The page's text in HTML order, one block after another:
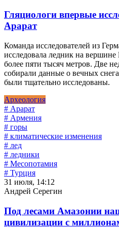
Гляциологи впервые
Арарат
Команда исследователей из
исследовала ледник на
более пяти тысяч метров. Две
собирали данные о вечных
были тщательно исследованы.
Археология
# Арарат
# Армения
# горы
# климатические изменения
# лед
# ледники
# Месопотамия
# Турция
31 июля, 14:12
Андрей Серегин
Под лесами Амазонии
цивилизации с